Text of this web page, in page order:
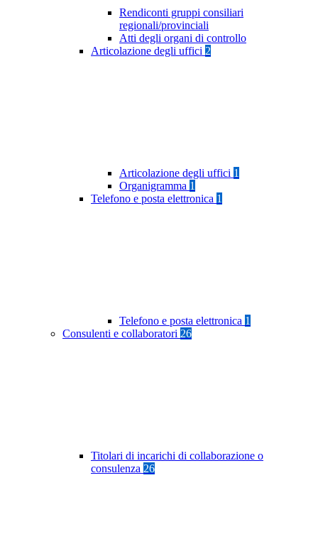
Rendiconti gruppi consiliari
regionali/provinciali
Atti degli organi di controllo
Articolazione degli uffici 2
Articolazione degli uffici 1
Organigramma 1
Telefono e posta elettronica 1
Telefono e posta elettronica 1
Consulenti e collaboratori 26
Titolari di incarichi di collaborazione o
consulenza 26